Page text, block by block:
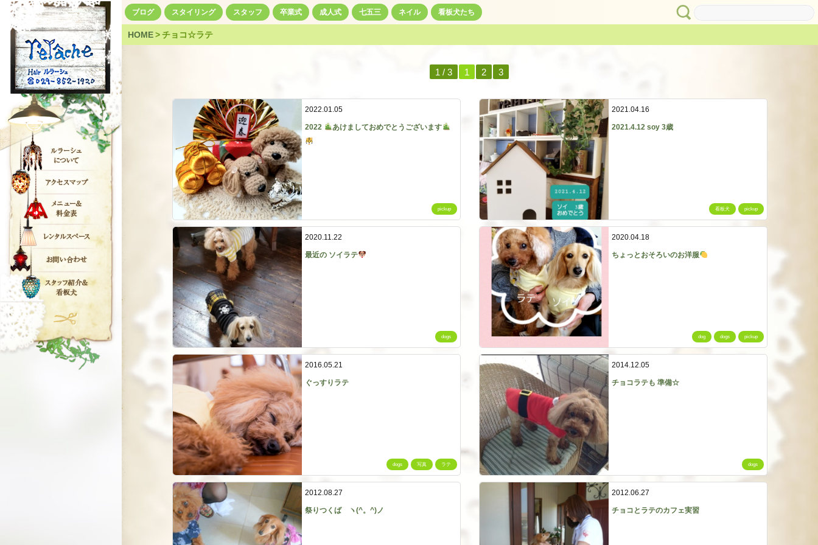
ブログ スタイリング スタッフ 卒業式 成人式 七五三 ネイル 看板犬たち
HOME>チョコ☆ラテ
1 / 3 1 2 3
2022.01.05
2022 あけましておめでとうございます
pickup
2021.04.16
2021.4.12 soy 3歳
看板犬 pickup
2020.11.22
最近の ソイラテ
dogs
2020.04.18
ちょっとおそろいのお洋服
dog dogs pickup
2016.05.21
ぐっすりラテ
dogs 写真 ラテ
2014.12.05
チョコラテも 準備☆
dogs
2012.08.27
祭りつくば ヽ(^。^)ノ
2012.06.27
チョコとラテのカフェ実習